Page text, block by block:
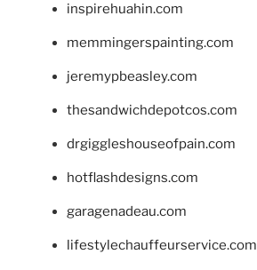
inspirehuahin.com
memmingerspainting.com
jeremypbeasley.com
thesandwichdepotcos.com
drgiggleshouseofpain.com
hotflashdesigns.com
garagenadeau.com
lifestylechauffeurservice.com